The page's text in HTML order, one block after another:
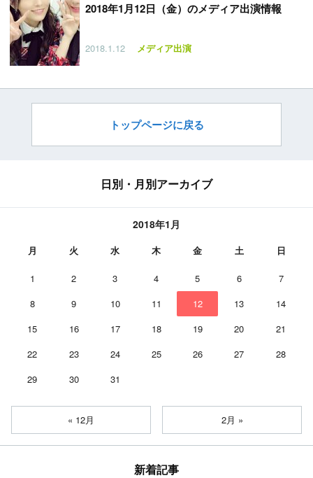
2018年1月12日（金）のメディア出演情報
2018.1.12 メディア出演
トップページに戻る
日別・月別アーカイブ
2018年1月
月 火 水 木 金 土 日
1 2 3 4 5 6
7
8
9 10 11 12 13
14
15
16 17 18 19 20
21
22
23 24 25 26 27
28
29
30 31
« 12月 2月 »
新着記事